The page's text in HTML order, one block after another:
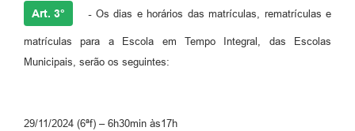
Art. 3° -Os dias e horários das matrículas, rematrículas e
matrículas para a Escola em Tempo Integral, das Escolas
Municipais, serão os seguintes:
29/11/2024 (6ªf) – 6h30min às17h